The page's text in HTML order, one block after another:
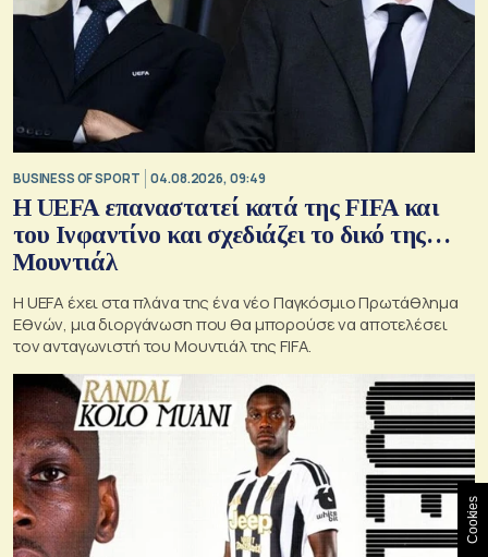
BUSINESS OF SPORT 04.08.2026, 09:49
Η UEFA επαναστατεί κατά της FIFA και
του Ινφαντίνο και σχεδιάζει το δικό της…
Μουντιάλ
Η UEFA έχει στα πλάνα της ένα νέο Παγκόσμιο Πρωτάθλημα
Εθνών, μια διοργάνωση που θα μπορούσε να αποτελέσει
τον ανταγωνιστή του Μουντιάλ της FIFA.
Cookies